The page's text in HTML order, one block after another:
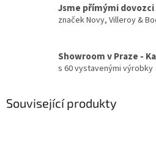
Jsme přímými dovozci
značek Novy, Villeroy &
Showroom v Praze -
s 60 vystavenými výrobky
Související produkty